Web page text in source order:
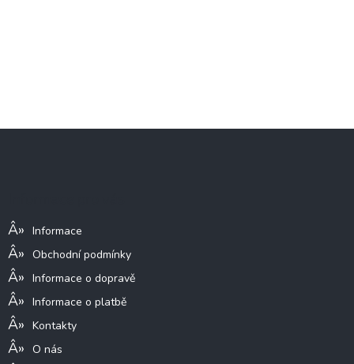
Informace
Obchodní podmínky
Informace o dopravě
Informace o platbě
Kontakty
O nás